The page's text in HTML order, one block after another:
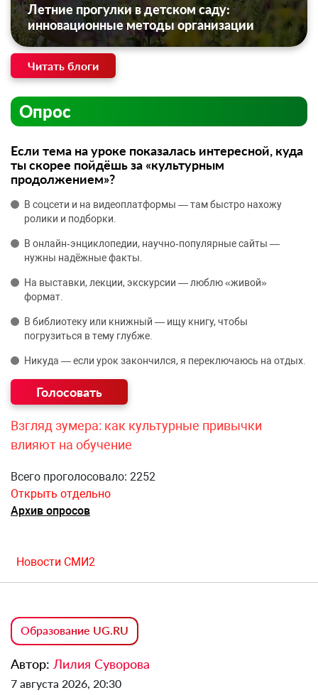
Летние прогулки в детском саду:
инновационные методы организации
Читать блоги
Опрос
Если тема на уроке показалась интересной, куда
ты скорее пойдёшь за «культурным
продолжением»?
В соцсети и на видеоплатформы — там быстро нахожу
ролики и подборки.
В онлайн‑энциклопедии, научно‑популярные сайты —
нужны надёжные факты.
На выставки, лекции, экскурсии — люблю «живой»
формат.
В библиотеку или книжный — ищу книгу, чтобы
погрузиться в тему глубже.
Никуда — если урок закончился, я переключаюсь на отдых.
Взгляд зумера: как культурные привычки
влияют на обучение
Всего проголосовало: 2252
Открыть отдельно
Архив опросов
Новости СМИ2
Образование UG.RU
Автор: Лилия Суворова
7 августа 2026, 20:30